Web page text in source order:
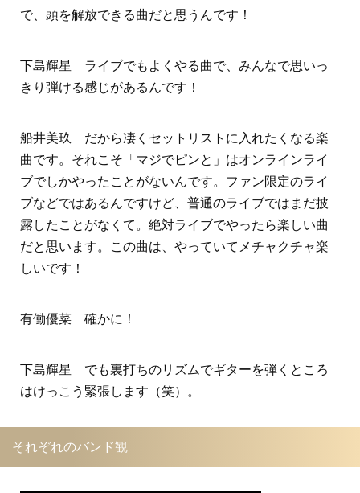
で、頭を解放できる曲だと思うんです！
下島輝星 ライブでもよくやる曲で、みんなで思いっ
きり弾ける感じがあるんです！
船井美玖 だから凄くセットリストに入れたくなる楽
曲です。それこそ「マジでピンと」はオンラインライ
ブでしかやったことがないんです。ファン限定のライ
ブなどではあるんですけど、普通のライブではまだ披
露したことがなくて。絶対ライブでやったら楽しい曲
だと思います。この曲は、やっていてメチャクチャ楽
しいです！
有働優菜 確かに！
下島輝星 でも裏打ちのリズムでギターを弾くところ
はけっこう緊張します（笑）。
それぞれのバンド観